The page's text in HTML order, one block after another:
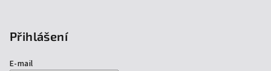
Přihlášení
E-mail